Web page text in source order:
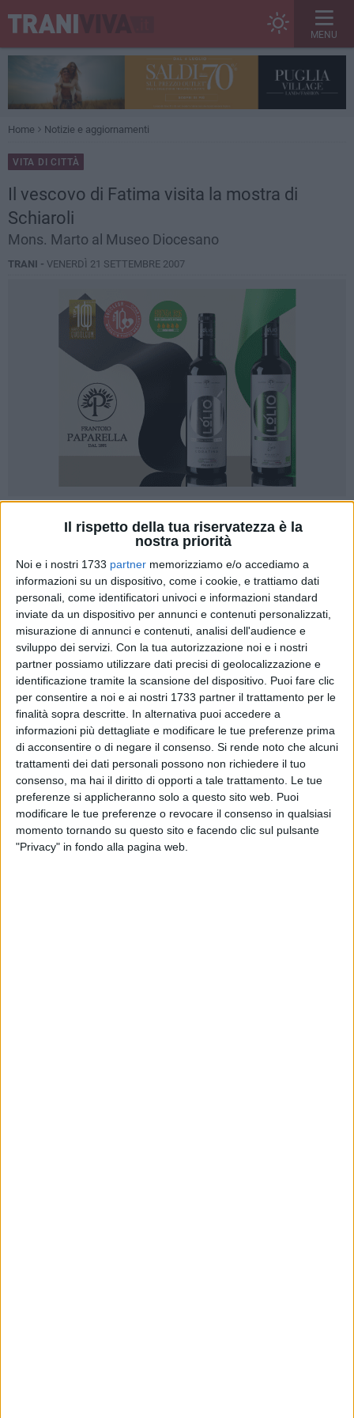
Il rispetto della tua riservatezza è la
nostra priorità
Noi e i nostri 1733 partner memorizziamo e/o accediamo a
informazioni su un dispositivo, come i cookie, e trattiamo dati
personali, come identificatori univoci e informazioni standard
inviate da un dispositivo per annunci e contenuti personalizzati,
misurazione di annunci e contenuti, analisi dell'audience e
sviluppo dei servizi. Con la tua autorizzazione noi e i nostri
partner possiamo utilizzare dati precisi di geolocalizzazione e
identificazione tramite la scansione del dispositivo. Puoi fare clic
per consentire a noi e ai nostri 1733 partner il trattamento per le
finalità sopra descritte. In alternativa puoi accedere a
informazioni più dettagliate e modificare le tue preferenze prima
di acconsentire o di negare il consenso. Si rende noto che alcuni
trattamenti dei dati personali possono non richiedere il tuo
consenso, ma hai il diritto di opporti a tale trattamento. Le tue
preferenze si applicheranno solo a questo sito web. Puoi
modificare le tue preferenze o revocare il consenso in qualsiasi
momento tornando su questo sito e facendo clic sul pulsante
"Privacy" in fondo alla pagina web.
MENU
Home Notizie e aggiornamenti
VITA DI CITTÀ
Il vescovo di Fatima visita la mostra di
Schiaroli
Mons. Marto al Museo Diocesano
TRANI - VENERDÌ 21 SETTEMBRE 2007
Nell'anno mariano diocesano la mostra dedicata alla figura
di Maria da parte dell'associazione Arcobaleno, non poteva
essere coronata in modo migliore: la visita, presso il Museo
Diocesano, dove è stata organizzata, del vescovo di Fatima,
Mons. Marto che ha molto apprezzato le opere esposte ed
ha espresso il suo compiacimento per il lavoro di Marianna
Schiaroli e soci, che hanno riversato la propria sensibilità e
devozione nei lavori proposti. Il vescovo ha dunque
approfittato per sfruttare la mattinata del suo ultimo giorno
di soggiorno a Trani, presso l'Istituto antoniano di Trani,
lunedì scorso, per visitare la città col Padre rettore Antonio
Pierri ed, appunto, soffermarsi nella visione dei quadri degli
artisti tranesi. Un modo degno di concludere la sua
apprezzatissima visita dalla Trani cattolica.